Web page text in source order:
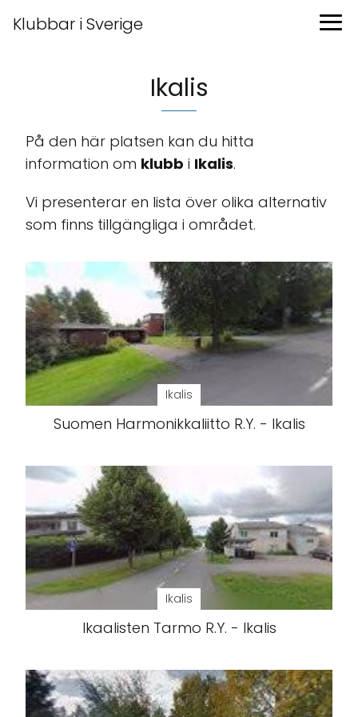
Klubbar i Sverige
Ikalis
På den här platsen kan du hitta
information om klubb i Ikalis.
Vi presenterar en lista över olika alternativ
som finns tillgängliga i området.
Ikalis
Suomen Harmonikkaliitto R.Y. - Ikalis
Ikalis
Ikaalisten Tarmo R.Y. - Ikalis